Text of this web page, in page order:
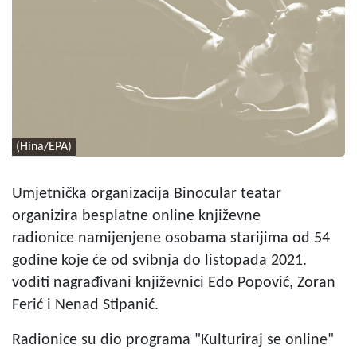
(Hina/EPA)
Umjetnička organizacija Binocular teatar
organizira besplatne online književne
radionice namijenjene osobama starijima od 54
godine koje će od svibnja do listopada 2021.
voditi nagrađivani književnici Edo Popović, Zoran
Ferić i Nenad Stipanić.
Radionice su dio programa "Kulturiraj se online"